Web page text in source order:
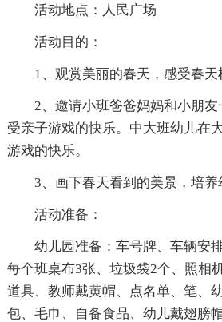
活动地点：人民广场
活动目的：
1、观赏美丽的春天，感受春天
2、邀请小班爸爸妈妈和小朋
受亲子游戏的快乐。中大班幼儿在
游戏的快乐。
3、画下春天看到的美景，培养
活动准备：
幼儿园准备：车号牌、车辆安
每个班桌布3张、垃圾袋2个、照相
道具、教师戴黄帽、点名单、笔、
包、毛巾、自备食品、幼儿戴翅膀帽